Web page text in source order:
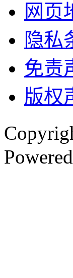
网页
隐私
免责
版权